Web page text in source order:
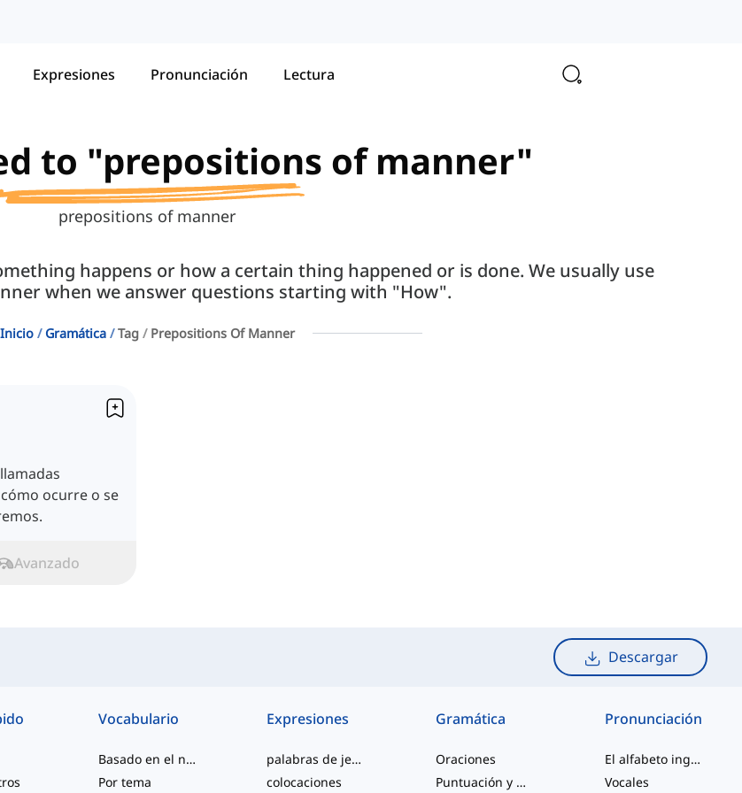
Expresiones Pronunciación Lectura
to "prepositions of manner"
prepositions of manner
happens or how a certain thing happened or is done. We usually use
when we answer questions starting with "How".
Inicio Gramática Tag Prepositions Of Manner
ocurre o se
Avanzado
Descargar
Vocabulario
Basado en el nivel
Por tema
Expresiones
palabras de jerga
colocaciones
Gramática
Oraciones
Puntuación y Ortografía
Pronunciación
El alfabeto inglés
Vocales